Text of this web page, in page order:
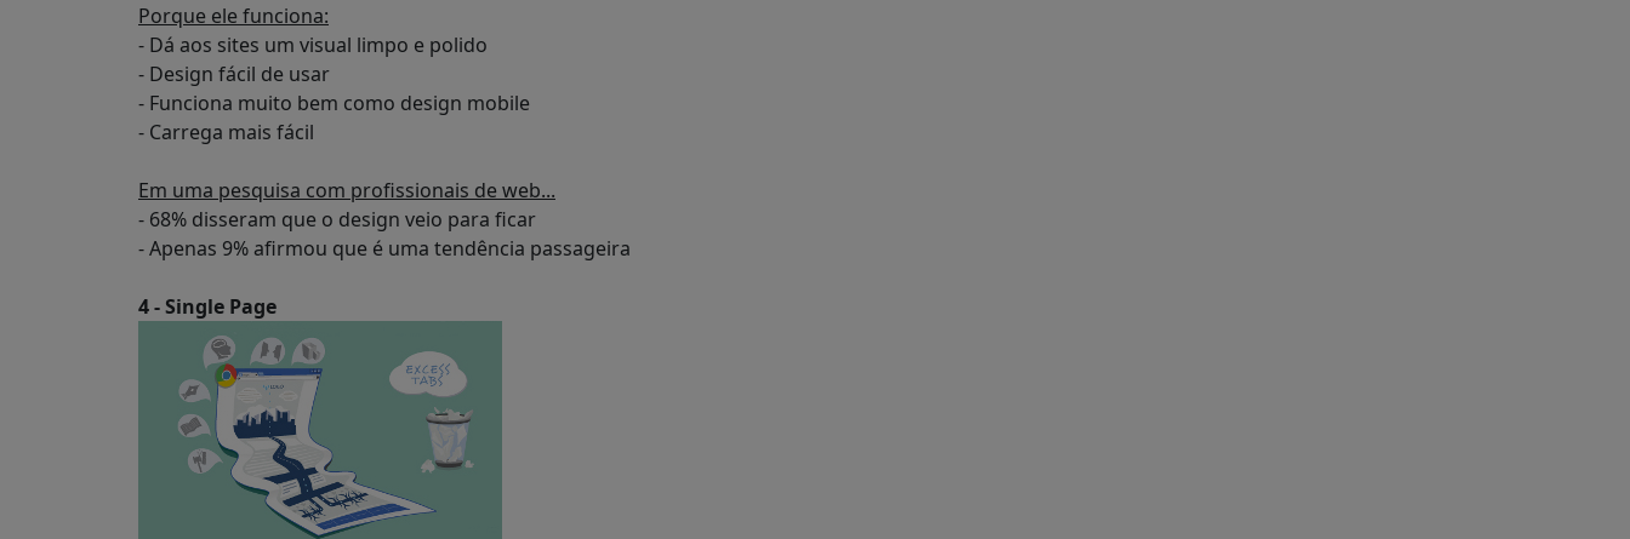
Porque ele funciona:
- Dá aos sites um visual limpo e polido
- Design fácil de usar
- Funciona muito bem como design mobile
- Carrega mais fácil
Em uma pesquisa com profissionais de web...
- 68% disseram que o design veio para ficar
- Apenas 9% afirmou que é uma tendência passageira
4 - Single Page